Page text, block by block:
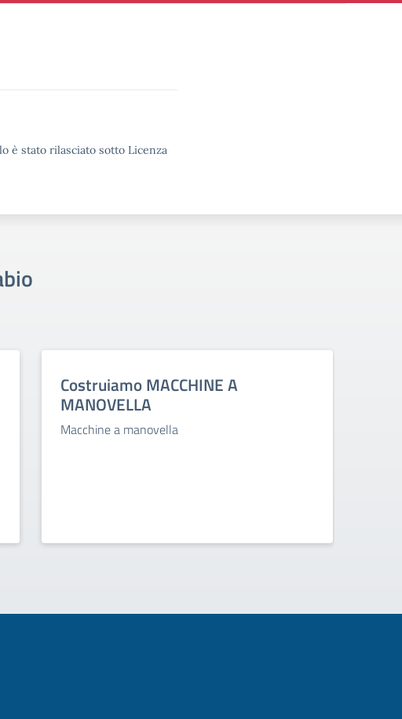
è stato rilasciato sotto Licenza
Costruiamo MACCHINE A
MANOVELLA
Macchine a manovella